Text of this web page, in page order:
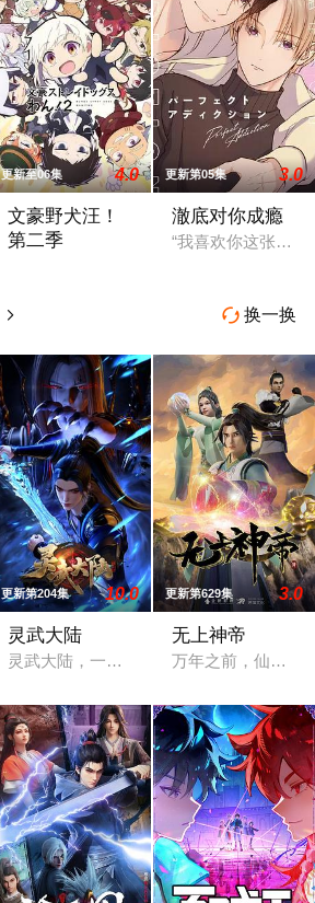
更新至06集 4.0
文豪野犬汪！
第二季
更新第05集 3.0
澈底对你成瘾
“我喜欢你这张脸
 换一换

更新第204集 10.0
灵武大陆
灵武大陆，一个灵力和武魂并存的世界，
更新第629集 3.0
无上神帝
万年之前，仙王牧